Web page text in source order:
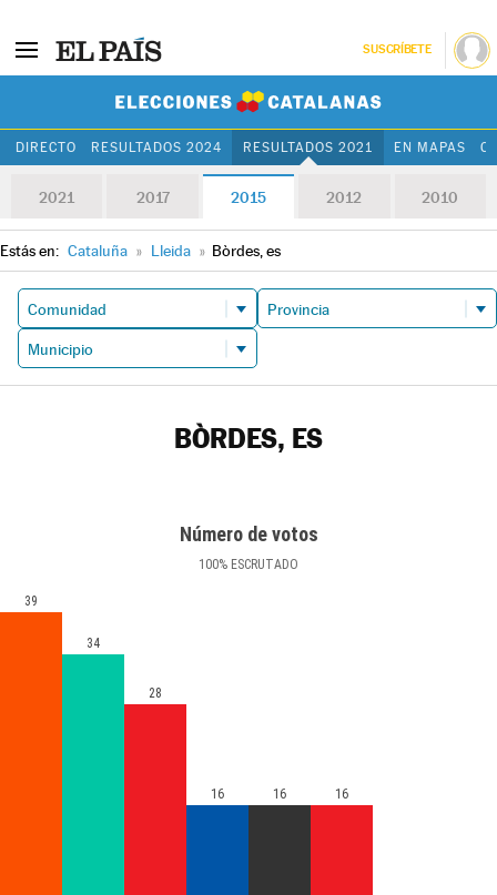
SUSCRÍBETE
DIRECTO RESULTADOS 2024 RESULTADOS 2021 EN MAPAS
2021 2017 2015 2012 2010
Estás en: Cataluña » Lleida » Bòrdes, es
BÒRDES, ES
Número de votos
100% ESCRUTADO
39
34
28
16 16 16